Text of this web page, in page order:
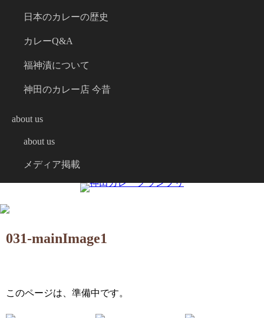
日本のカレーの歴史
カレーQ&A
福神漬について
神田のカレー店 今昔
about us
about us
メディア掲載
031-mainImage1
このページは、準備中です。